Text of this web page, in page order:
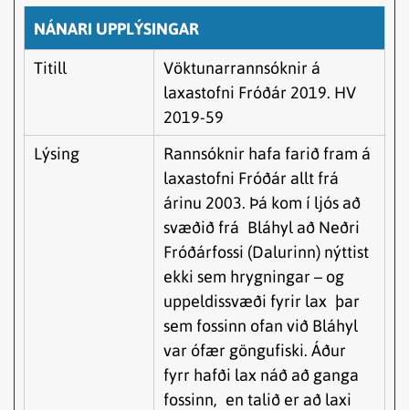
NÁNARI UPPLÝSINGAR
Titill
Vöktunarrannsóknir á
laxastofni Fróðár 2019. HV
2019-59
Lýsing
Rannsóknir hafa farið fram á
laxastofni Fróðár allt frá
árinu 2003. Þá kom í ljós að
svæðið frá Bláhyl að Neðri
Fróðárfossi (Dalurinn) nýttist
ekki sem hrygningar – og
uppeldissvæði fyrir lax þar
sem fossinn ofan við Bláhyl
var ófær göngufiski. Áður
fyrr hafði lax náð að ganga
fossinn, en talið er að laxi